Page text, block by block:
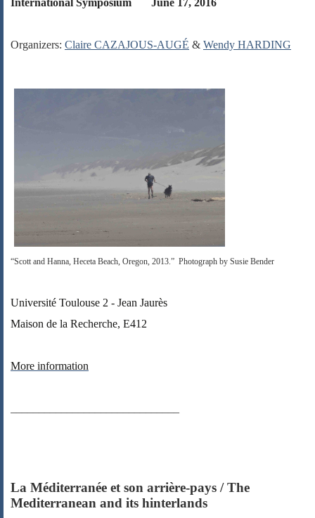
International Symposium June 17, 2016
Organizers: Claire CAZAJOUS-AUGÉ & Wendy HARDING
“Scott and Hanna, Heceta Beach, Oregon, 2013.” Photograph by Susie Bender
Université Toulouse 2 - Jean Jaurès
Maison de la Recherche, E412
More information
La Méditerranée et son arrière-pays / The
Mediterranean and its hinterlands